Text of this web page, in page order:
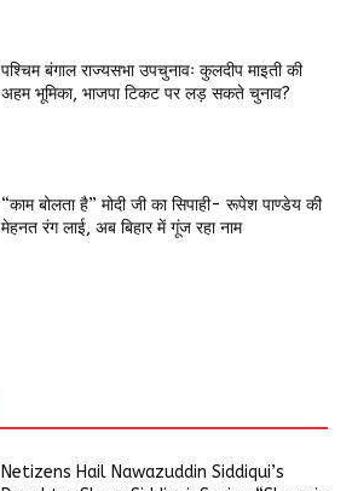
पश्चिम बंगाल राज्यसभा उपचुनावः कुलदीप माइती की
अहम भूमिका, भाजपा टिकट पर लड़ सकते चुनाव?
“काम बोलता है” मोदी जी का सिपाही- रूपेश पाण्डेय की
मेहनत रंग लाई, अब बिहार में गूंज रहा नाम
Netizens Hail Nawazuddin Siddiqui’s